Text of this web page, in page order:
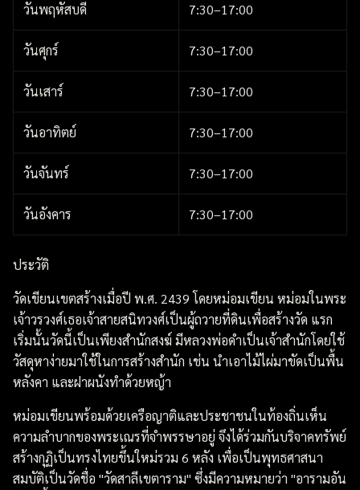
วันพฤหัสบดี 7:30–17:00
วันศุกร์ 7:30–17:00
วันเสาร์ 7:30–17:00
วันอาทิตย์ 7:30–17:00
วันจันทร์ 7:30–17:00
วันอังคาร 7:30–17:00
ประวัติ
วัดเขียนเขตสร้างเมื่อปี พ.ศ. 2439 โดยหม่อมเขียน หม่อมในพระ
เจ้าวรวงศ์เธอเจ้าสายสนิทวงศ์เป็นผู้ถวายที่ดินเพื่อสร้างวัด แรก
เริ่มนั้นวัดนี้เป็นเพียงสำนักสงฆ์ มีหลวงพ่อดำเป็นเจ้าสำนักโดยใช้
วัสดุหาง่ายมาใช้ในการสร้างสำนัก เช่น นำเอาไม้ไผ่มาขัดเป็นพื้น
หลังคา และฝาผนังทำด้วยหญ้า
หม่อมเขียนพร้อมด้วยเครือญาติและประชาชนในท้องถิ่นเห็น
ความลำบากของพระเณรที่จำพรรษาอยู่ จึงได้ร่วมกันบริจาคทรัพย์
สร้างกุฏิเป็นทรงไทยขึ้นใหม่รวม 6 หลัง เพื่อเป็นพุทธศาสนา
สมบัติเป็นวัดชื่อ "วัดสาลีเขตาราม" ซึ่งมีความหมายว่า "อารามอัน